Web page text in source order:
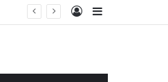
Sidebar
Log